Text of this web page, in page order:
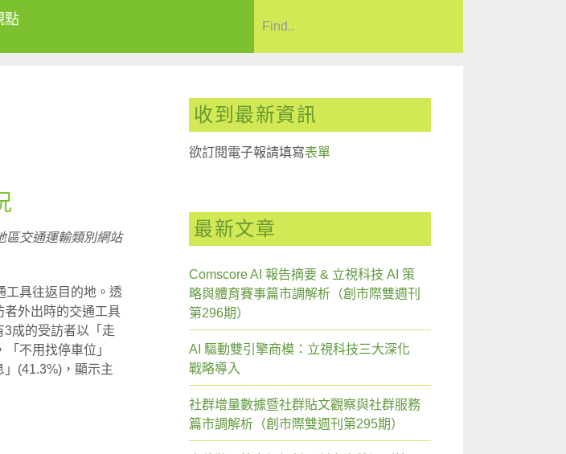
點
區交通運輸類別網站
工具往返目的地。透
者外出時的交通工具
成的受訪者以「走
不用找停車位」
(41.3%)，顯示主
收到最新資訊
欲訂閱電子報請填寫表單
最新文章
Comscore AI 報告摘要 & 立視科技 AI 策
略與體育賽事篇市調解析（創市際雙週刊
第296期）
AI 驅動雙引擎商模：立視科技三大深化
戰略導入
社群增量數據暨社群貼文觀察與社群服務
篇市調解析（創市際雙週刊第295期）